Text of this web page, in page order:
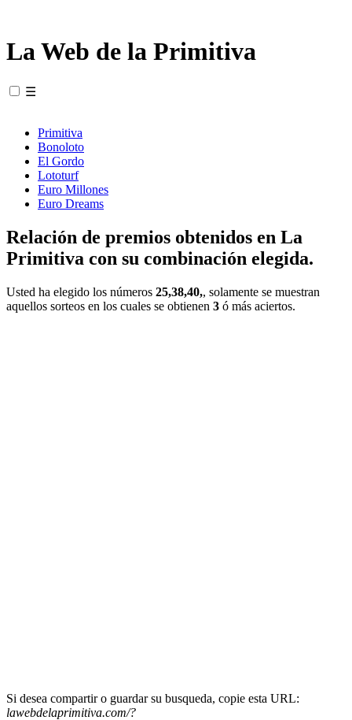
La Web de la Primitiva
☰
Primitiva
Bonoloto
El Gordo
Lototurf
Euro Millones
Euro Dreams
Relación de premios obtenidos en La
Primitiva con su combinación elegida.
Usted ha elegido los números 25,38,40,, solamente se muestran
aquellos sorteos en los cuales se obtienen 3 ó más aciertos.
Si desea compartir o guardar su busqueda, copie esta URL:
lawebdelaprimitiva.com/?